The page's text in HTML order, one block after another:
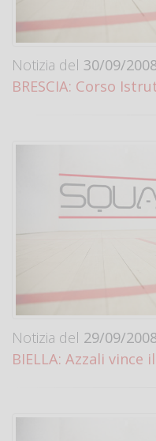
Notizia del 30/09/
BRESCIA: Corso
Notizia del 29/09/
BIELLA: Azzali vince